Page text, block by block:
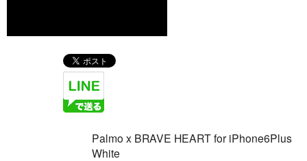
Palmo x BRAVE HEART for iPhone6Plus
White